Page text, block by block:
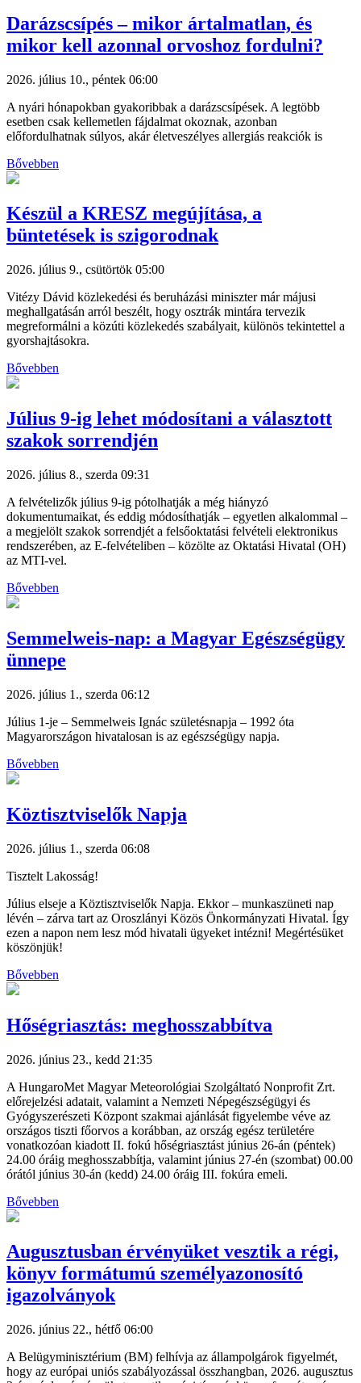
Darázscsípés – mikor ártalmatlan, és
mikor kell azonnal orvoshoz fordulni?
2026. július 10., péntek 06:00
A nyári hónapokban gyakoribbak a darázscsípések. A legtöbb
esetben csak kellemetlen fájdalmat okoznak, azonban
előfordulhatnak súlyos, akár életveszélyes allergiás reakciók is
Bővebben
Készül a KRESZ megújítása, a
büntetések is szigorodnak
2026. július 9., csütörtök 05:00
Vitézy Dávid közlekedési és beruházási miniszter már májusi
meghallgatásán arról beszélt, hogy osztrák mintára tervezik
megreformálni a közúti közlekedés szabályait, különös tekintettel a
gyorshajtásokra.
Bővebben
Július 9-ig lehet módosítani a választott
szakok sorrendjén
2026. július 8., szerda 09:31
A felvételizők július 9-ig pótolhatják a még hiányzó
dokumentumaikat, és eddig módosíthatják – egyetlen alkalommal –
a megjelölt szakok sorrendjét a felsőoktatási felvételi elektronikus
rendszerében, az E-felvételiben – közölte az Oktatási Hivatal (OH)
az MTI-vel.
Bővebben
Semmelweis-nap: a Magyar Egészségügy
ünnepe
2026. július 1., szerda 06:12
Július 1-je – Semmelweis Ignác születésnapja – 1992 óta
Magyarországon hivatalosan is az egészségügy napja.
Bővebben
Köztisztviselők Napja
2026. július 1., szerda 06:08
Tisztelt Lakosság!
Július elseje a Köztisztviselők Napja. Ekkor – munkaszüneti nap
lévén – zárva tart az Oroszlányi Közös Önkormányzati Hivatal. Így
ezen a napon nem lesz mód hivatali ügyeket intézni! Megértésüket
köszönjük!
Bővebben
Hőségriasztás: meghosszabbítva
2026. június 23., kedd 21:35
A HungaroMet Magyar Meteorológiai Szolgáltató Nonprofit Zrt.
előrejelzési adatait, valamint a Nemzeti Népegészségügyi és
Gyógyszerészeti Központ szakmai ajánlását figyelembe véve az
országos tiszti főorvos a korábban, az ország egész területére
vonatkozóan kiadott II. fokú hőségriasztást június 26-án (péntek)
24.00 óráig meghosszabbítja, valamint június 27-én (szombat) 00.00
órától június 30-án (kedd) 24.00 óráig III. fokúra emeli.
Bővebben
Augusztusban érvényüket vesztik a régi,
könyv formátumú személyazonosító
igazolványok
2026. június 22., hétfő 06:00
A Belügyminisztérium (BM) felhívja az állampolgárok figyelmét,
hogy az európai uniós szabályozással összhangban, 2026. augusztus